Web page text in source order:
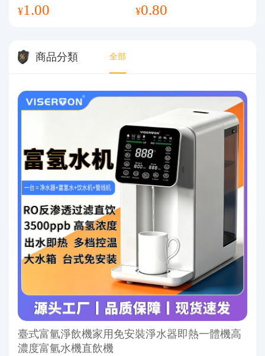
手工流麻
¥1.00
美甲鑽飾
¥0.80
商品分類 全部
臺式富氫淨飲機家用免安裝淨水器即熱一體機高
濃度富氫水機直飲機